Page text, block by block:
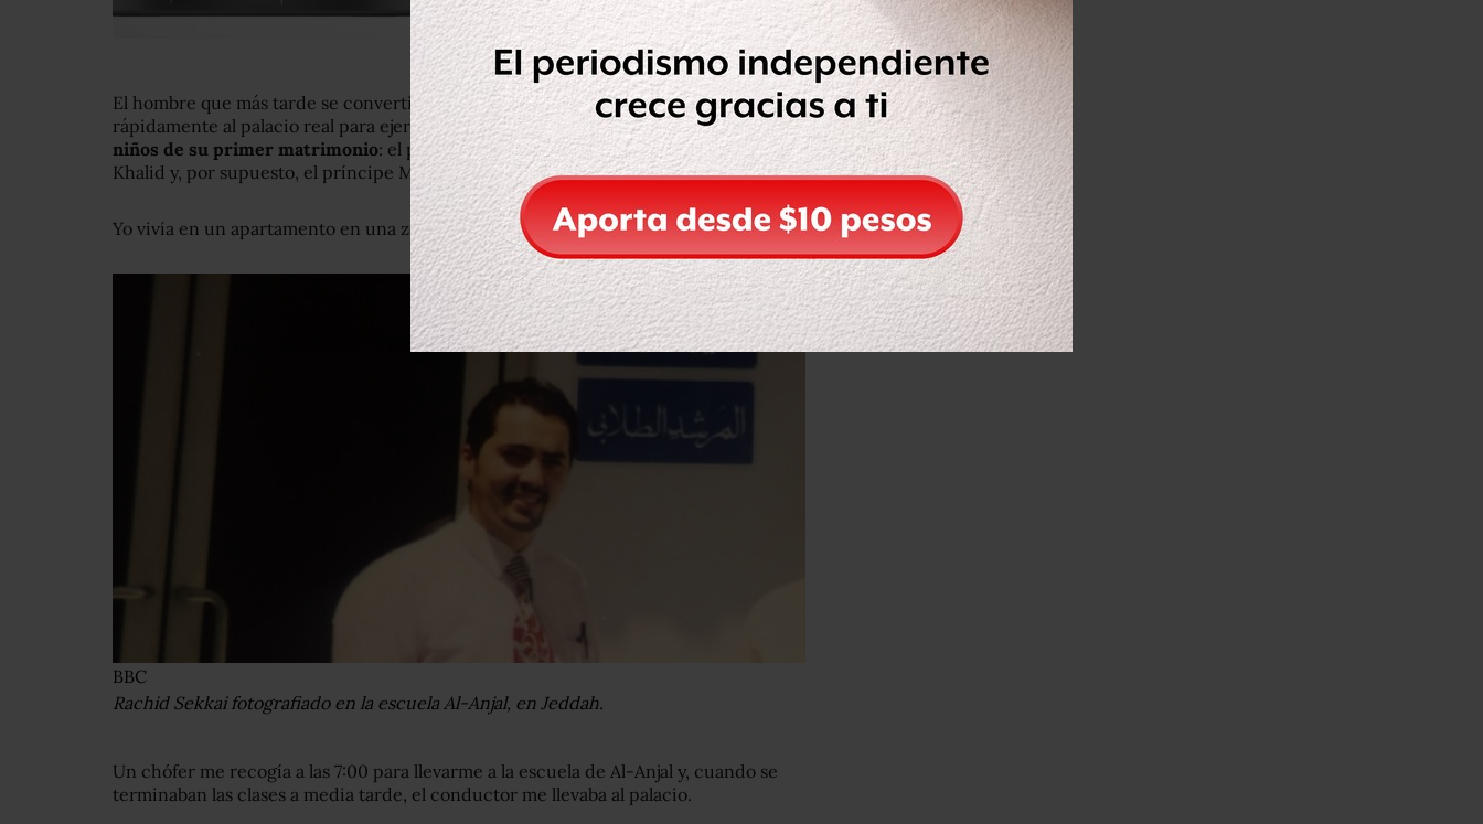
El hombre que más tarde se convertiría en rey contactó con la escuela y me llevaron
rápidamente al palacio real para ejercer comotutor privado de algunos de los
niños de su primer matrimonio: el príncipe Turki, el príncipe Nayef, el príncipe
Khalid y, por supuesto, el príncipe Mohammed.
Yo vivía en un apartamento en una zona prometedora de la ciudad.
BBC
Rachid Sekkai fotografiado en la escuela Al-Anjal, en Jeddah.
Un chófer me recogía a las 7:00 para llevarme a la escuela de Al-Anjal y, cuando se
terminaban las clases a media tarde, el conductor me llevaba al palacio.